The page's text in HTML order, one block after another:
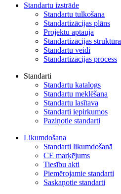
Standartu izstrāde
Standartu tulkošana
Standartizācijas plāns
Projektu aptauja
Standartizācijas struktūra
Standartu veidi
Standartizācijas process
Standarti
Standartu katalogs
Standartu meklēšana
Standartu lasītava
Standarti iepirkumos
Paziņotie standarti
Likumdošana
Standarti likumdošanā
CE marķējums
Tiesību akti
Piemērojamie standarti
Saskaņotie standarti